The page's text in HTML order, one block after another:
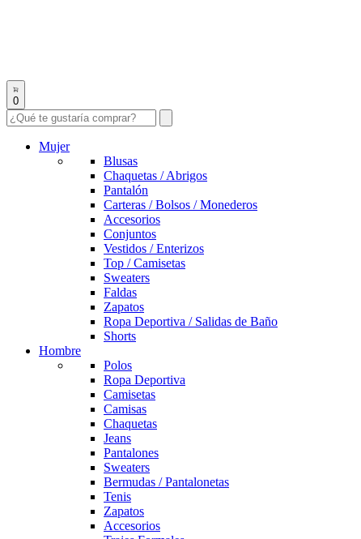
0
Mujer
Blusas
Chaquetas / Abrigos
Pantalón
Carteras / Bolsos / Monederos
Accesorios
Conjuntos
Vestidos / Enterizos
Top / Camisetas
Sweaters
Faldas
Zapatos
Ropa Deportiva / Salidas de Baño
Shorts
Hombre
Polos
Ropa Deportiva
Camisetas
Camisas
Chaquetas
Jeans
Pantalones
Sweaters
Bermudas / Pantalonetas
Tenis
Zapatos
Accesorios